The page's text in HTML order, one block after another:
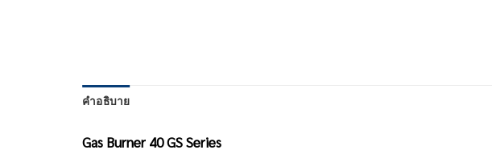
คำอธิบาย
Gas Burner 40 GS Series